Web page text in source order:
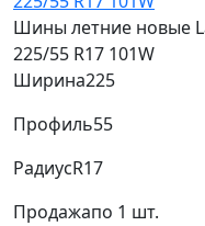
Шины летние новые
225/55 R17 101W
Ширина225
Профиль55
РадиусR17
Продажапо 1 шт.